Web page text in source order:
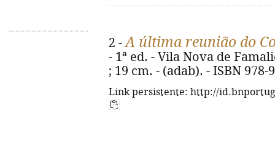
2 -A última reunião do
- 1ª ed. - Vila Nova de
; 19 cm. - (adab). - ISBN 978-
Link persistente: http://